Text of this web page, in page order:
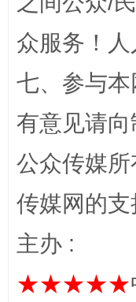
完善运行机制
众服务！人
七、参与
有意见请
公众传媒
传媒网的
主办 :
★★★★★